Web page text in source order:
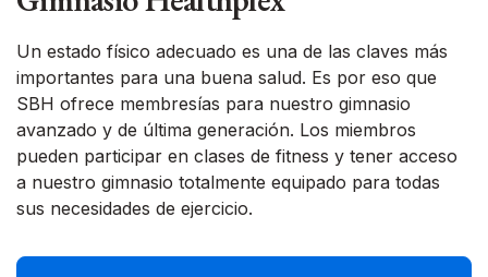
Un estado físico adecuado es una de las claves más
importantes para una buena salud. Es por eso que
SBH ofrece membresías para nuestro gimnasio
avanzado y de última generación. Los miembros
pueden participar en clases de fitness y tener acceso
a nuestro gimnasio totalmente equipado para todas
sus necesidades de ejercicio.